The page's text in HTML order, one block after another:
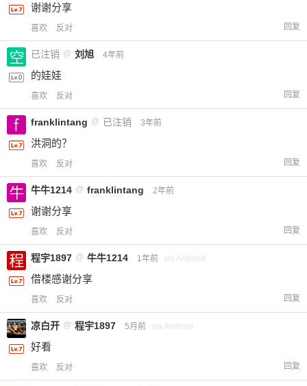
谢谢分享
喜欢 反对 回复
已注销 @ 刘旭 4年前
的娃娃
喜欢 反对 回复
franklintang @ 已注销 3年前
洪洞的？
喜欢 反对 回复
牛牛1214 @ franklintang 2年前
谢谢分享
喜欢 反对 回复
程宇1897 @ 牛牛1214 1年前 via Android
借楼感谢分享
喜欢 反对 回复
凉白开 @ 程宇1897 5月前 via Android
好看
喜欢 反对 回复